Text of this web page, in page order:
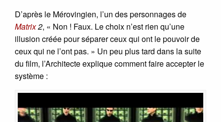
D’après le Mérovingien, l’un des personnages de
Matrix2, « Non ! Faux. Le choix n’est rien qu’une
illusion créée pour séparer ceux qui ont le pouvoir de
ceux qui ne l’ont pas. » Un peu plus tard dans la suite
du film, l’Architecte explique comment faire accepter le
système :